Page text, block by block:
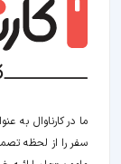
ما در کارناوال به
سفر را از لحظه‌